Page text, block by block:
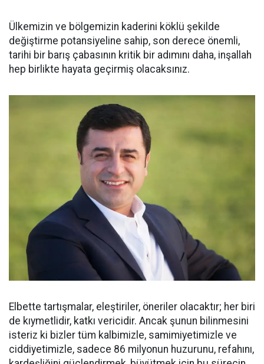
Ülkemizin ve bölgemizin kaderini köklü şekilde
değiştirme potansiyeline sahip, son derece önemli,
tarihi bir barış çabasının kritik bir adımını daha, inşallah
hep birlikte hayata geçirmiş olacaksınız.
Elbette tartışmalar, eleştiriler, öneriler olacaktır; her biri
de kıymetlidir, katkı vericidir. Ancak şunun bilinmesini
isteriz ki bizler tüm kalbimizle, samimiyetimizle ve
ciddiyetimizle, sadece 86 milyonun huzurunu, refahını,